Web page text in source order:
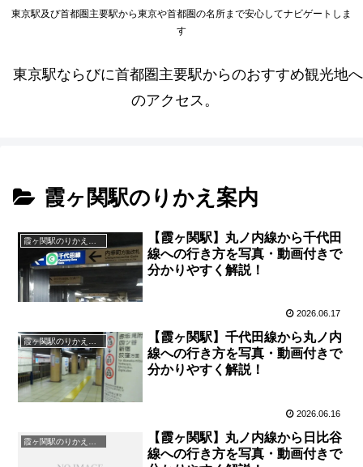
東京駅及び首都圏主要駅から東京や首都圏の名所まで安心してナビゲートしま
す
東京駅ならびに首都圏主要駅からのおすすめ観光地へ
のアクセス。
霞ヶ関駅のりかえ案内
【霞ヶ関駅】丸ノ内線から千代田
線への行き方を写真・動画付きで
分かりやすく解説！
2026.06.17
【霞ヶ関駅】千代田線から丸ノ内
線への行き方を写真・動画付きで
分かりやすく解説！
2026.06.16
【霞ヶ関駅】丸ノ内線から日比谷
線への行き方を写真・動画付きで